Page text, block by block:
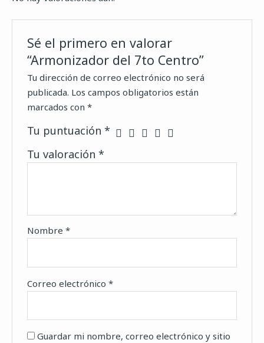
Sé el primero en valorar
“Armonizador del 7to Centro”
Tu dirección de correo electrónico no será
publicada. Los campos obligatorios están
marcados con*
Tu puntuación*
Tu valoración*
Nombre*
Correo electrónico*
Guardar mi nombre, correo electrónico y sitio